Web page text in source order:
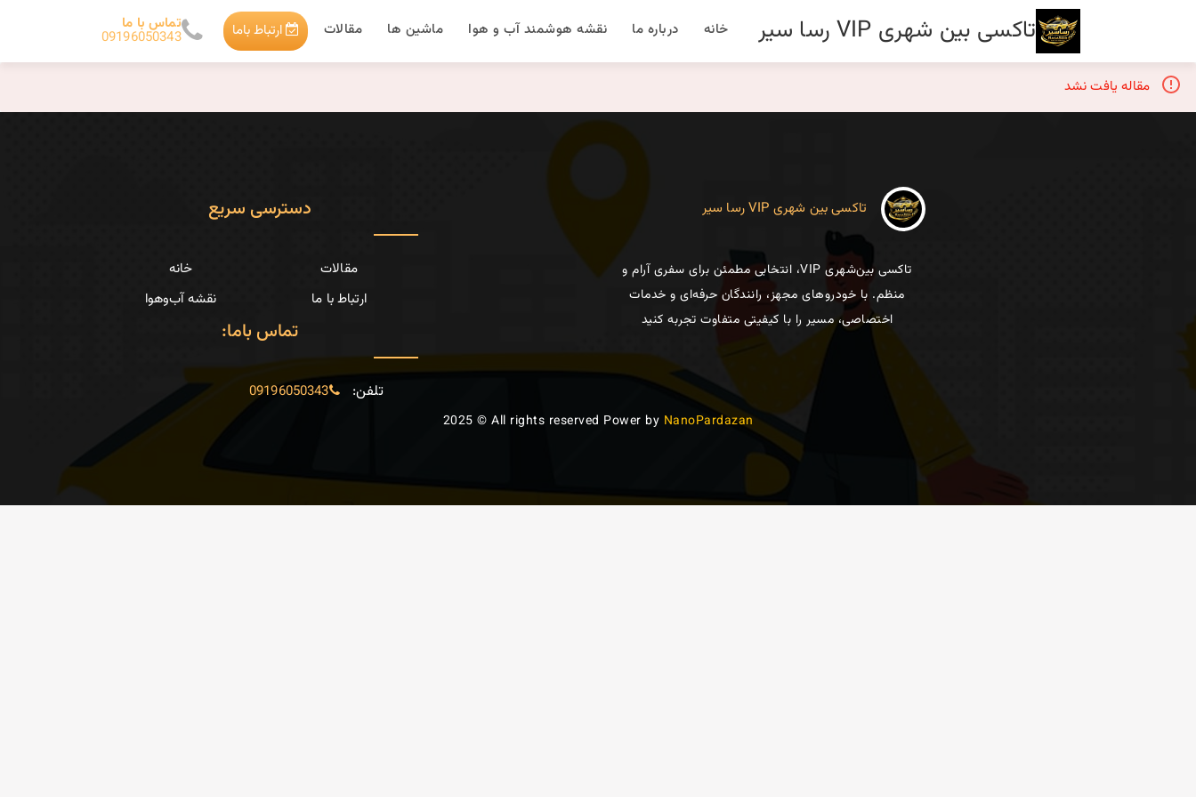
تاکسی بین شهری VIP رسا سیر خانه درباره ما نقشه هوشمند آب و هوا ماشین ها مقالات ارتباط باما تماس با ما
09196050343
مقاله یافت نشد
تاکسی بین شهری VIP رسا سیر
تاکسی بین‌شهری VIP، انتخابی مطمئن برای سفری آرام و
منظم. با خودروهای مجهز، رانندگان حرفه‌ای و خدمات
اختصاصی، مسیر را با کیفیتی متفاوت تجربه کنید
دسترسی سریع
خانه
مقالات
نقشه آب‌وهوا
ارتباط با ما
تماس باما:
تلفن: 09196050343
2025 © All rights reserved Power by NanoPardazan